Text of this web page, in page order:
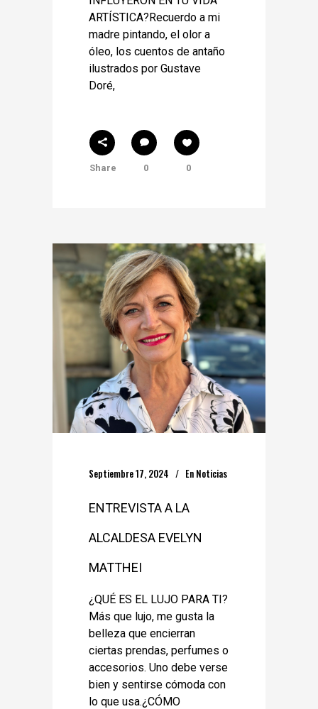
ARTÍSTICA?Recuerdo a mi
madre pintando, el olor a
óleo, los cuentos de antaño
ilustrados por Gustave
Doré,
Share 0 0
Septiembre 17, 2024 En Noticias
ENTREVISTA A LA
ALCALDESA EVELYN
MATTHEI
¿QUÉ ES EL LUJO PARA TI?
Más que lujo, me gusta la
belleza que encierran
ciertas prendas, perfumes o
accesorios. Uno debe verse
bien y sentirse cómoda con
lo que usa.¿CÓMO